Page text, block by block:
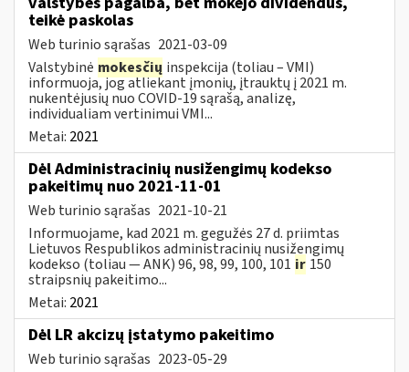
teikė paskolas
Web turinio sąrašas 2021-03-09
Valstybinė mokesčių inspekcija (toliau – VMI)
informuoja, jog atliekant įmonių, įtrauktų į 2021 m.
nukentėjusių nuo COVID-19 sąrašą, analizę,
individualiam vertinimui VMI...
Metai: 2021
Dėl Administracinių nusižengimų kodekso
pakeitimų nuo 2021-11-01
Web turinio sąrašas 2021-10-21
Informuojame, kad 2021 m. gegužės 27 d. priimtas
Lietuvos Respublikos administracinių nusižengimų
kodekso (toliau — ANK) 96, 98, 99, 100, 101 ir 150
straipsnių pakeitimo...
Metai: 2021
Dėl LR akcizų įstatymo pakeitimo
Web turinio sąrašas 2023-05-29